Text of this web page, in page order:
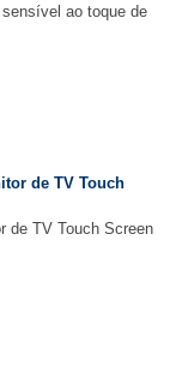
ao toque de
de TV Touch
de TV Touch Screen